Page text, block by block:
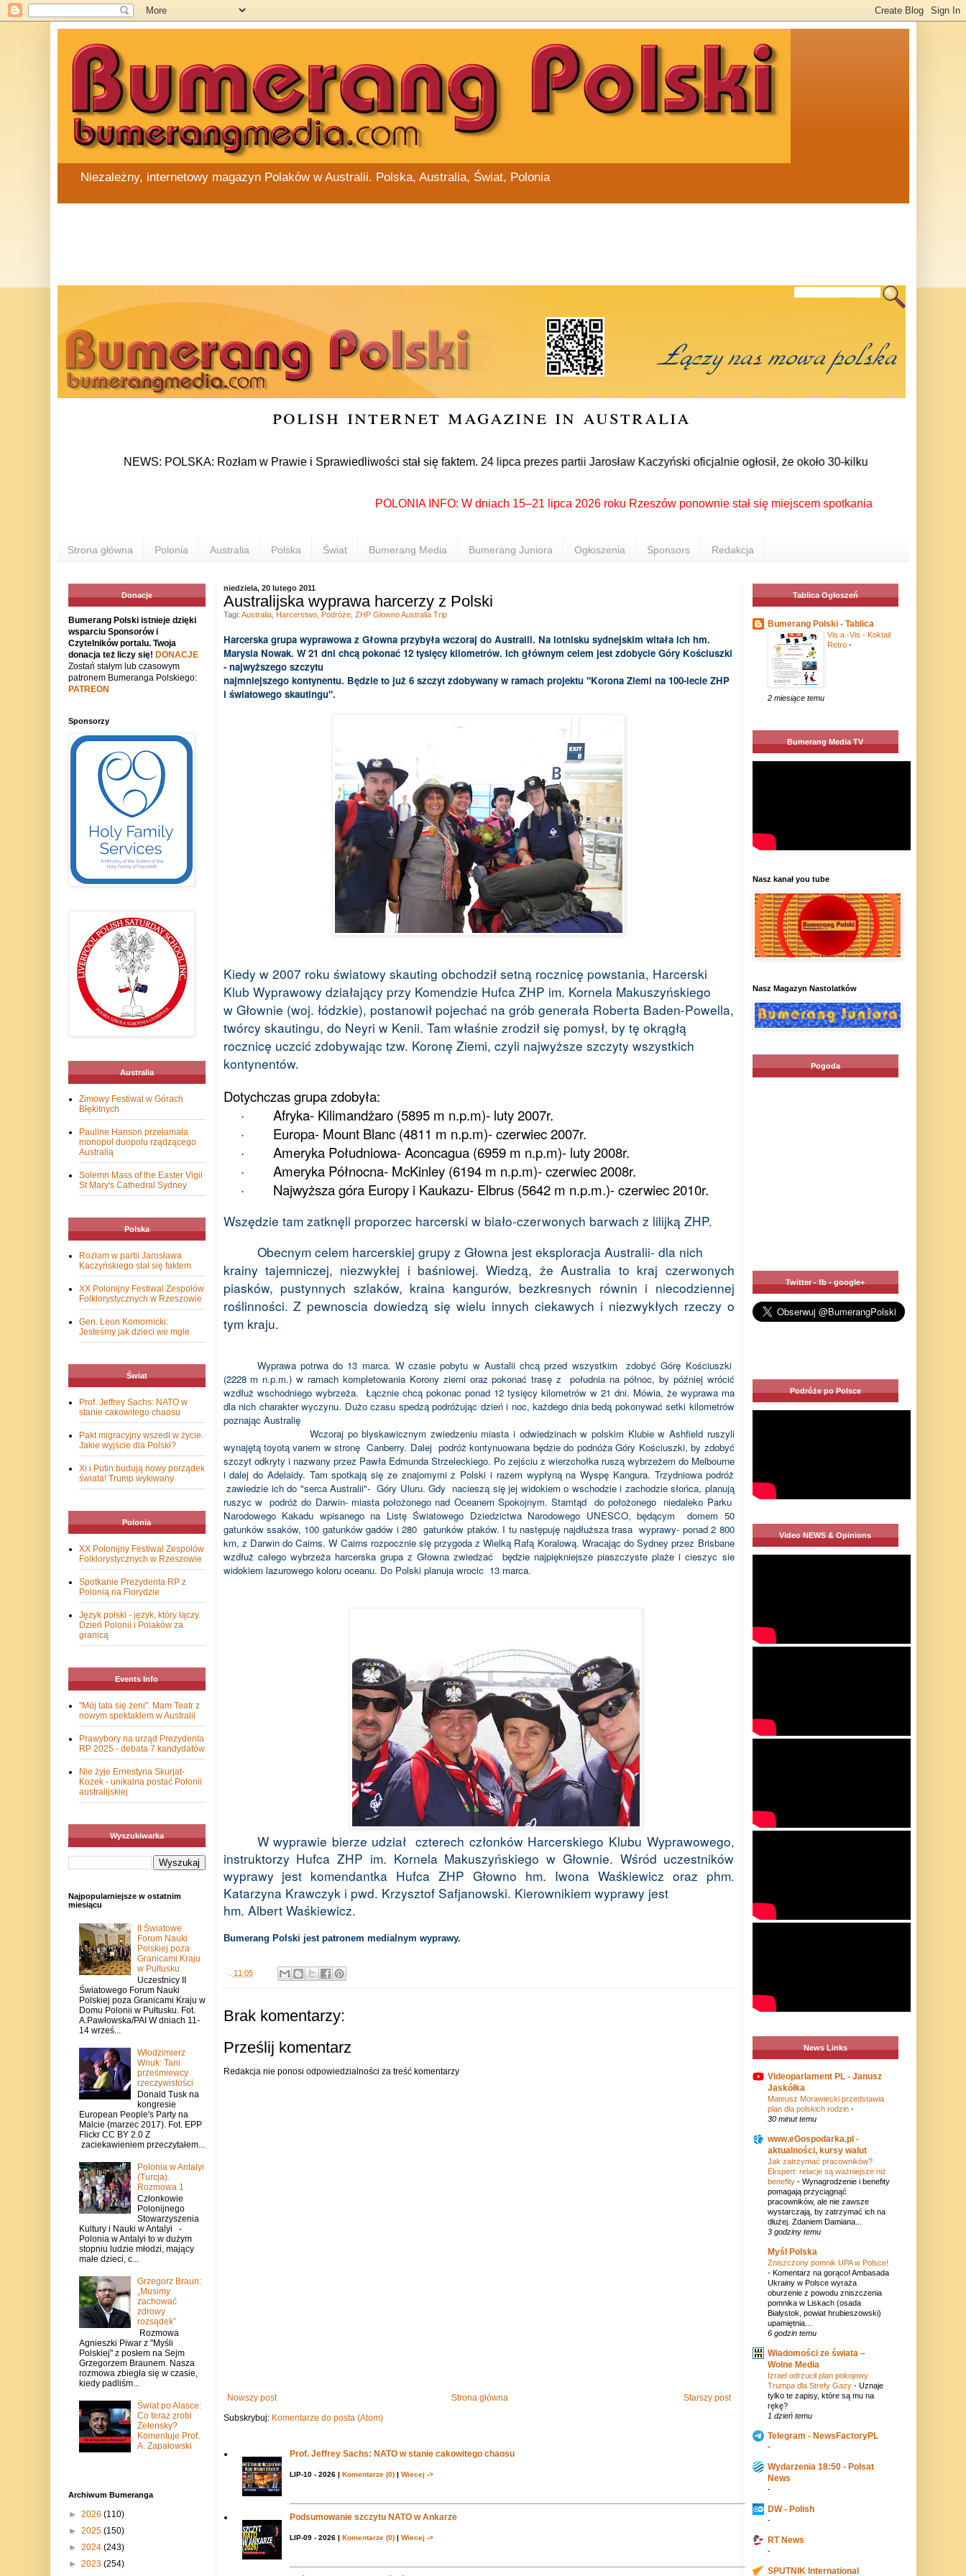
Niezależny, internetowy magazyn Polaków w Australii. Polska, Australia, Świat, Polonia
polish internet magazine in australia
NEWS: POLSKA: Rozłam w Prawie i Sprawiedliwości stał się faktem. 24 lipca prezes partii Jarosław Kaczyński oficjalnie ogłosił, że około 30-kilku posłów
POLONIA INFO: W dniach 15–21 lipca 2026 roku Rzeszów ponownie stał się miejscem spotkania Polonii z całego
Strona główna Polonia Australia Polska Świat Bumerang Media Bumerang Juniora Ogłoszenia Sponsors Redakcja
niedziela, 20 lutego 2011
Australijska wyprawa harcerzy z Polski
Harcerska grupa wyprawowa z Głowna przybyła wczoraj do Australii. Na lotnisku sydnejskim witała ich hm.
Marysia Nowak. W 21 dni chcą pokonać 12 tysięcy kilometrów. Ich głównym celem jest zdobycie Góry Kościuszki
- najwyższego szczytu
najmniejszego kontynentu. Będzie to już 6 szczyt zdobywany w ramach projektu "Korona Ziemi na 100-lecie ZHP
i światowego skautingu".
Kiedy w 2007 roku światowy skauting obchodził setną rocznicę powstania, Harcerski
Klub Wyprawowy działający przy Komendzie Hufca ZHP im. Kornela Makuszyńskiego
w Głownie (woj. łódzkie), postanowił pojechać na grób generała Roberta Baden-Powella,
twórcy skautingu, do Neyri w Kenii. Tam właśnie zrodził się pomysł, by tę okrągłą
rocznicę uczcić zdobywając tzw. Koronę Ziemi, czyli najwyższe szczyty wszystkich
kontynentów.
Dotychczas grupa zdobyła:
· Afryka- Kilimandżaro (5895 m n.p.m)- luty 2007r.
· Europa- Mount Blanc (4811 m n.p.m)- czerwiec 2007r.
· Ameryka Południowa- Aconcagua (6959 m n.p.m)- luty 2008r.
· Ameryka Północna- McKinley (6194 m n.p.m)- czerwiec 2008r.
· Najwyższa góra Europy i Kaukazu- Elbrus (5642 m n.p.m.)- czerwiec 2010r.
Wszędzie tam zatknęli proporzec harcerski w biało-czerwonych barwach z lilijką ZHP.
Obecnym celem harcerskiej grupy z Głowna jest eksploracja Australii- dla nich
krainy tajemniczej, niezwykłej i baśniowej. Wiedzą, że Australia to kraj czerwonych
piasków, pustynnych szlaków, kraina kangurów, bezkresnych równin i niecodziennej
roślinności. Z pewnoscia dowiedzą się wielu innych ciekawych i niezwykłych rzeczy o
tym kraju.
Wyprawa potrwa do 13 marca. W czasie pobytu w Austalii chcą przed wszystkim
zdobyć Górę Kościuszki
(2228 m n.p.m.) w ramach kompletowania Korony ziemi oraz pokonać trasę z
południa na północ, by później wrócić
wzdłuż wschodniego wybrzeża. Łącznie chcą pokonac ponad 12 tysięcy kilometrów w 21 dni. Mówia, że wyprawa ma
dla nich charakter wyczynu. Dużo czasu spedzą podróżując dzień i noc, każdego dnia bedą pokonywać setki kilometrów
poznając Australię
Wczoraj po blyskawicznym zwiedzeniu miasta i odwiedzinach w polskim Klubie w Ashfield ruszyli
wynajętą toyotą vanem w stronę Canberry. Dalej podróż kontynuowana będzie do podnóża Góry Kościuszki, by zdobyć
szczyt odkryty i nazwany przez Pawła Edmunda Strzeleckiego. Po zejściu z wierzchołka ruszą wybrzeżem do Melbourne
i dalej do Adelaidy. Tam spotkają się ze znajomymi z Polski i razem wypłyną na Wyspę Kangura. Trzydniowa podróż
zawiedzie ich do "serca Australii"- Góry Uluru. Gdy nacieszą się jej widokiem o wschodzie i zachodzie słońca, planują
ruszyc w podróż do Darwin- miasta położonego nad Oceanem Spokojnym. Stamtąd do położonego niedaleko Parku
Narodowego Kakadu wpisanego na Listę Światowego Dziedzictwa Narodowego UNESCO, będącym
domem 50
gatunków ssaków, 100 gatunków gadów i 280 gatunków ptaków. I tu następuję najdłuższa trasa wyprawy- ponad 2 800
km, z Darwin do Cairns. W Cairns rozpocznie się przygoda z Wielką Rafą Koralową. Wracając do Sydney przez Brisbane
wzdłuż całego wybrzeża harcerska grupa z Głowna zwiedzać
będzie najpiękniejsze piaszczyste plaże i cieszyc sie
widokiem lazurowego koloru oceanu. Do Polski planuja wrocic 13 marca.
W wyprawie bierze udział czterech członków Harcerskiego Klubu Wyprawowego,
instruktorzy Hufca ZHP im. Kornela Makuszyńskiego w Głownie. Wśród uczestników
wyprawy jest komendantka Hufca ZHP Głowno hm. Iwona Waśkiewicz oraz phm.
Katarzyna Krawczyk i pwd. Krzysztof Safjanowski. Kierownikiem wyprawy jest
hm. Albert Waśkiewicz.
Bumerang Polski jest patronem medialnym wyprawy.
11:05
Tagi: Australia, Harcerstwo, Podróże, ZHP Glowno Australia Trip
Brak komentarzy:
Prześlij komentarz
Redakcja nie ponosi odpowiedzialności za treść komentarzy
Nowszy post Starszy post
Strona główna
Subskrybuj: Komentarze do posta (Atom)
Prof. Jeffrey Sachs: NATO w stanie cakowitego chaosu
LIP-10 - 2026 | Komentarze (0)| Wiecej ->
Podsumowanie szczytu NATO w Ankarze
LIP-09 - 2026 | Komentarze (0)| Wiecej ->
Donacje
Bumerang Polski istnieje dzięki
wsparciu Sponsorów i
Czytelników portalu. Twoja
donacja też liczy się! DONACJE
Zostań stałym lub czasowym
patronem Bumeranga Polskiego:
PATREON
Sponsorzy
Australia
Zimowy Festiwal w Górach
Błękitnych
Pauline Hanson przełamała
monopol duopolu rządzącego
Australią
Solemn Mass of the Easter Vigil
St Mary's Cathedral Sydney
Polska
Rozłam w partii Jarosława
Kaczyńskiego stał się faktem
XX Polonijny Festiwal Zespołów
Folklorystycznych w Rzeszowie
Gen. Leon Komornicki:
Jesteśmy jak dzieci we mgle
Świat
Prof. Jeffrey Sachs: NATO w
stanie cakowitego chaosu
Pakt migracyjny wszedł w życie.
Jakie wyjście dla Polski?
Xi i Putin budują nowy porządek
świata! Trump wykiwany
Polonia
XX Polonijny Festiwal Zespołów
Folklorystycznych w Rzeszowie
Spotkanie Prezydenta RP z
Polonią na Florydzie
Język polski - język, który łączy.
Dzień Polonii i Polaków za
granicą
Events Info
"Mój tata się żeni". Mam Teatr z
nowym spektaklem w Australii
Prawybory na urząd Prezydenta
RP 2025 - debata 7 kandydatów
Nie żyje Ernestyna Skurjat-
Kozek - unikalna postać Polonii
australijskiej
Wyszukiwarka
Najpopularniejsze w ostatnim
miesiącu
II Światowe
Forum Nauki
Polskiej poza
Granicami Kraju
w Pułtusku
Uczestnicy II
Światowego Forum Nauki
Polskiej poza Granicami Kraju w
Domu Polonii w Pułtusku. Fot.
A.Pawłowska/PAI W dniach 11-
14 wrześ...
Włodzimierz
Wnuk: Tani
prześmiewcy
rzeczywistości
Donald Tusk na
kongresie
European People's Party na
Malcie (marzec 2017). Fot. EPP
Flickr CC BY 2.0 Z
zaciekawieniem przeczytałem...
Polonia w Antalyi
(Turcja).
Rozmowa 1
Członkowie
Polonijnego
Stowarzyszenia
Kultury i Nauki w Antalyi -
Polonia w Antalyi to w dużym
stopniu ludzie młodzi, mający
małe dzieci, c...
Grzegorz Braun:
„Musimy
zachować
zdrowy
rozsądek”
Rozmowa
Agnieszki Piwar z "Myśli
Polskiej" z posłem na Sejm
Grzegorzem Braunem. Nasza
rozmowa zbiegła się w czasie,
kiedy padliśm...
Świat po Alasce:
Co teraz zrobi
Żełensky?
Komentuje Prof.
A. Zapałowski
Archiwum Bumeranga
► 2026 (110)
► 2025 (150)
► 2024 (243)
► 2023 (254)
Tablica Ogłoszeń
Bumerang Polski - Tablica
Vis a -Vis - Koktail
Retro -
2 miesiące temu
Bumerang Media TV
Nasz kanał you tube
Nasz Magazyn Nastolatków
Pogoda
Twitter - fb - google+
Podróże po Polsce
Video NEWS & Opinions
News Links
Videoparlament PL - Janusz
Jaskółka
Mateusz Morawiecki przedstawia
plan dla polskich rodzin -
30 minut temu
www.eGospodarka.pl -
aktualności, kursy walut
Jak zatrzymać pracowników?
Ekspert: relacje są ważniejsze niż
benefity - Wynagrodzenie i benefity
pomagają przyciągnąć
pracowników, ale nie zawsze
wystarczają, by zatrzymać ich na
dłużej. Zdaniem Damiana...
3 godziny temu
Myśl Polska
Zniszczony pomnik UPA w Polsce!
- Komentarz na gorąco! Ambasada
Ukrainy w Polsce wyraża
oburzenie z powodu zniszczenia
pomnika w Liskach (osada
Białystok, powiat hrubieszowski)
upamiętnia...
6 godzin temu
Wiadomości ze świata –
Wolne Media
Izrael odrzucił plan pokojowy
Trumpa dla Strefy Gazy - Uznaje
tylko te zapisy, które są mu na
rękę?
1 dzień temu
Telegram - NewsFactoryPL
-
Wydarzenia 18:50 - Polsat
News
-
DW - Polish
-
RT News
-
SPUTNIK International